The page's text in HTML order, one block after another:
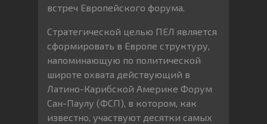
встреч Европейского форума.
Стратегической целью ПЕЛ является
сформировать в Европе структуру,
напоминающую по политической
широте охвата действующий в
Латино-Карибской Америке Форум
Сан-Паулу (ФСП), в котором, как
известно, участвуют десятки самых